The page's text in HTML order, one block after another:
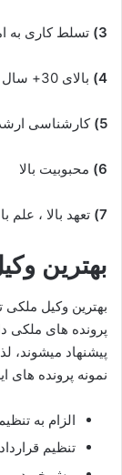
3) تسلط کاری به
4) بالای 30+ سال سابقه حقوقی و کاری
5) کارشناسی
6) محبوبیت بالا
7) تعهد بالا ، علم
بهترین
بهترین وکیل ملکی
پرونده های ملکی
پیشنهاد میشوند،
نمونه پرونده های
الزام به
تنظیم